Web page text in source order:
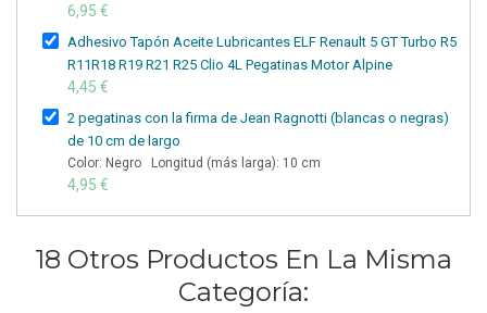
6,95 €
Adhesivo Tapón Aceite Lubricantes ELF Renault 5 GT Turbo R5
R11R18 R19 R21 R25 Clio 4L Pegatinas Motor Alpine
4,45 €
2 pegatinas con la firma de Jean Ragnotti (blancas o negras)
de 10 cm de largo
Color: Negro Longitud (más larga): 10 cm
4,95 €
18 Otros Productos En La Misma
Categoría: